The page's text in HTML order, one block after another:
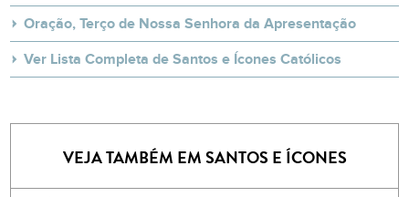
Oração, Terço de Nossa Senhora da Apresentação
Ver Lista Completa de Santos e Ícones Católicos
VEJA TAMBÉM EM SANTOS E ÍCONES